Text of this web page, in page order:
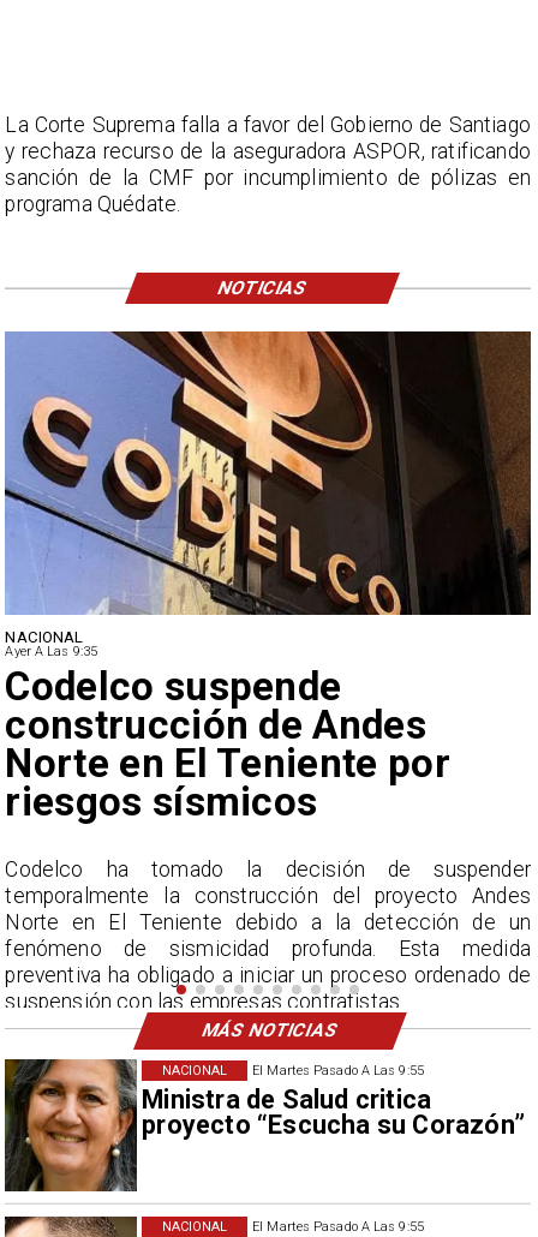
El Martes Pasado A Las 9:55
Ministra de Salud critica
proyecto “Escucha su Corazón”
NACIONAL
El Martes Pasado A Las 9:55
NACIONAL
NACIONAL
Ayer A Las 9:35
Lluvias históricas en Chile:
ciudades alcanzan máximos
nunca vistos
La Dirección Meteorológica de Chile reporta
acumulados sin precedentes en julio y pronostica lluvias
por encima del promedio en agosto.
La Corte Suprema falla a favor del Gobierno de Santiago
y rechaza recurso de la aseguradora ASPOR, ratificando
sanción de la CMF por incumplimiento de pólizas en
programa Quédate.
NOTICIAS
MÁS NOTICIAS